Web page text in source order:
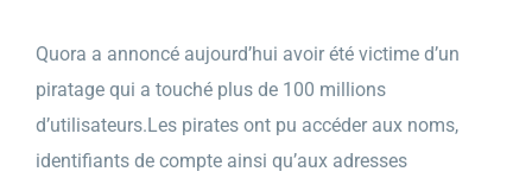
Quora a annoncé aujourd’hui avoir été victime d’un
piratage qui a touché plus de 100 millions
d’utilisateurs.Les pirates ont pu accéder aux noms,
identifiants de compte ainsi qu’aux adresses